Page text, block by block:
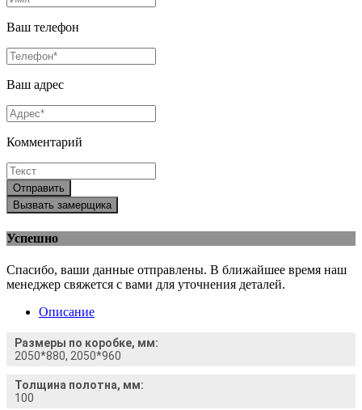
Ваш телефон
Ваш адрес
Комментарий
Отправить
Вызвать замерщика
Успешно
Спасибо, ваши данные отправлены. В ближайшее время наш
менеджер свяжется с вами для уточнения деталей.
Описание
Размеры по коробке, мм:
2050*880, 2050*960
Толщина полотна, мм:
100